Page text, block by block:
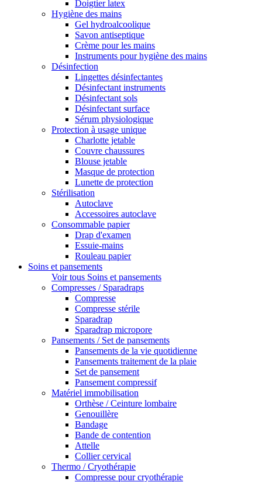
Doigtier latex
Hygiène des mains
Gel hydroalcoolique
Savon antiseptique
Crème pour les mains
Instruments pour hygiène des mains
Désinfection
Lingettes désinfectantes
Désinfectant instruments
Désinfectant sols
Désinfectant surface
Sérum physiologique
Protection à usage unique
Charlotte jetable
Couvre chaussures
Blouse jetable
Masque de protection
Lunette de protection
Stérilisation
Autoclave
Accessoires autoclave
Consommable papier
Drap d'examen
Essuie-mains
Rouleau papier
Soins et pansements
Voir tous Soins et pansements
Compresses / Sparadraps
Compresse
Compresse stérile
Sparadrap
Sparadrap micropore
Pansements / Set de pansements
Pansements de la vie quotidienne
Pansements traitement de la plaie
Set de pansement
Pansement compressif
Matériel immobilisation
Orthèse / Ceinture lombaire
Genouillère
Bandage
Bande de contention
Attelle
Collier cervical
Thermo / Cryothérapie
Compresse pour cryothérapie